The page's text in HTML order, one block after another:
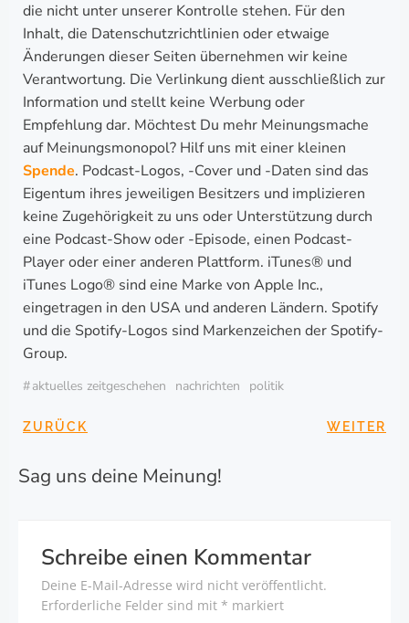
die nicht unter unserer Kontrolle stehen. Für den
Inhalt, die Datenschutzrichtlinien oder etwaige
Änderungen dieser Seiten übernehmen wir keine
Verantwortung. Die Verlinkung dient ausschließlich zur
Information und stellt keine Werbung oder
Empfehlung dar. Möchtest Du mehr Meinungsmache
auf Meinungsmonopol? Hilf uns mit einer kleinen
Spende. Podcast-Logos, -Cover und -Daten sind das
Eigentum ihres jeweiligen Besitzers und implizieren
keine Zugehörigkeit zu uns oder Unterstützung durch
eine Podcast-Show oder -Episode, einen Podcast-
Player oder einer anderen Plattform. iTunes® und
iTunes Logo® sind eine Marke von Apple Inc.,
eingetragen in den USA und anderen Ländern. Spotify
und die Spotify-Logos sind Markenzeichen der Spotify-
Group.
#aktuelles zeitgeschehen nachrichten politik
ZURÜCK WEITER
Sag uns deine Meinung!
Schreibe einen Kommentar
Deine E-Mail-Adresse wird nicht veröffentlicht.
Erforderliche Felder sind mit * markiert